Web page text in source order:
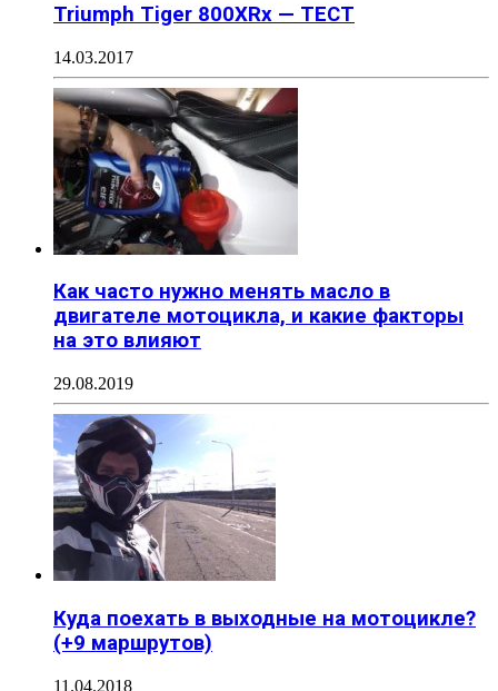
Triumph Tiger 800XRx — ТЕСТ
14.03.2017
Как часто нужно менять масло в
двигателе мотоцикла, и какие факторы
на это влияют
29.08.2019
Куда поехать в выходные на мотоцикле?
(+9 маршрутов)
11.04.2018